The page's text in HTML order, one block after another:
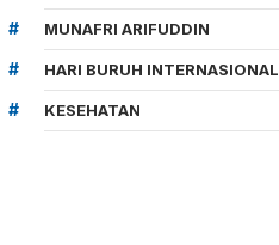
MUNAFRI ARIFUDDIN
HARI BURUH INTERNASIONAL
KESEHATAN